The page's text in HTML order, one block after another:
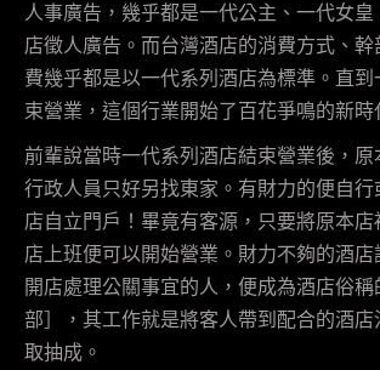
人事廣告，幾乎都是一代公主、一代女皇
店徵人廣告。而台灣酒店的消費方式、
費幾乎都是以一代系列酒店為標準。直
束營業，這個行業開始了百花爭鳴的新時
前輩說當時一代系列酒店結束營業後，原
行政人員只好另找東家。有財力的便自行
店自立門戶！畢竟有客源，只要將原本
店上班便可以開始營業。財力不夠的酒
開店處理公關事宜的人，便成為酒店俗
部］，其工作就是將客人帶到配合的酒店
取抽成。